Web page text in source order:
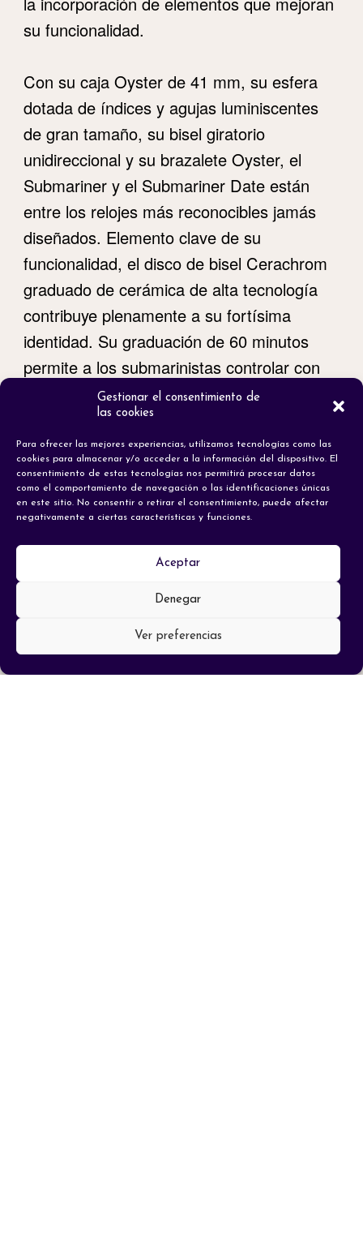
Gestionar el consentimiento de
las cookies
Para ofrecer las mejores experiencias, utilizamos tecnologías como las
cookies para almacenar y/o acceder a la información del dispositivo. El
consentimiento de estas tecnologías nos permitirá procesar datos
como el comportamiento de navegación o las identificaciones únicas
en este sitio. No consentir o retirar el consentimiento, puede afectar
negativamente a ciertas características y funciones.
Aceptar
Denegar
Ver preferencias
su funcionalidad.
Con su caja Oyster de 41 mm, su esfera
dotada de índices y agujas luminiscentes
de gran tamaño, su bisel giratorio
unidireccional y su brazalete Oyster, el
Submariner y el Submariner Date están
entre los relojes más reconocibles jamás
diseñados. Elemento clave de su
funcionalidad, el disco de bisel Cerachrom
graduado de cerámica de alta tecnología
contribuye plenamente a su fortísima
identidad. Su graduación de 60 minutos
permite a los submarinistas controlar con
precisión el tiempo de inmersión.